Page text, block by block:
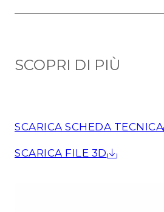
SCOPRI DI PIÙ
SCARICA SCHEDA TECNICA
SCARICA FILE 3D